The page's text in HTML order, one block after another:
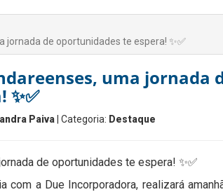
de oportunidades te espera! ✨✅
uma jornada
Paiva | Categoria: Destaque
de oportunidades te espera! ✨✅
com a Due Incorporadora, realizará